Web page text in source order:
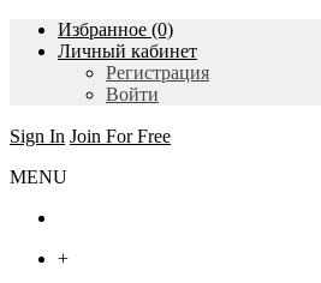
Избранное (0)
Личный кабинет
Регистрация
Войти
Sign In Join For Free
MENU
+